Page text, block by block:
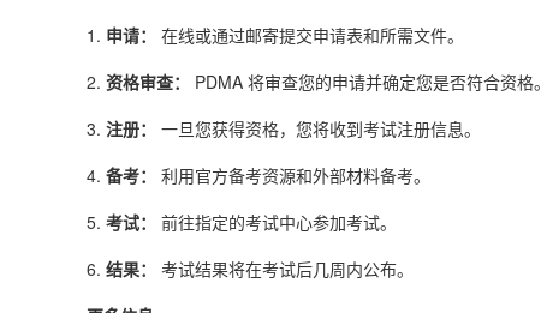
1. 申请：
在线或通过邮寄提交申请表和所需文件。
2. 资格审查：
PDMA 将审查您的申请并确定您是否符合资格。
3. 注册：
一旦您获得资格，您将收到考试注册信息。
4. 备考：
利用官方备考资源和外部材料备考。
5. 考试：
前往指定的考试中心参加考试。
6. 结果：
考试结果将在考试后几周内公布。